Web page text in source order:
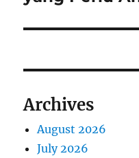
Archives
August 2026
July 2026